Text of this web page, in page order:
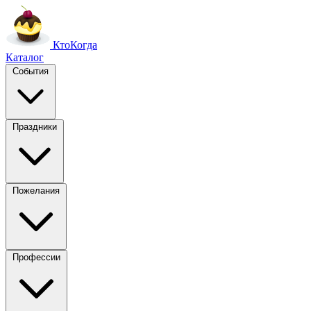
КтоКогда
Каталог
События
Праздники
Пожелания
Профессии